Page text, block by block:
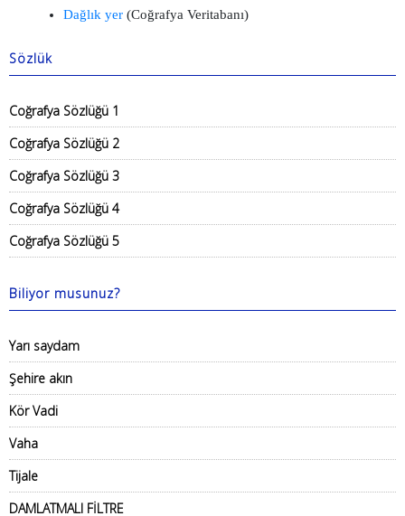
Dağlık yer (Coğrafya Veritabanı)
Sözlük
Coğrafya Sözlüğü 1
Coğrafya Sözlüğü 2
Coğrafya Sözlüğü 3
Coğrafya Sözlüğü 4
Coğrafya Sözlüğü 5
Biliyor musunuz?
Yarı saydam
Şehire akın
Kör Vadi
Vaha
Tijale
DAMLATMALI FİLTRE